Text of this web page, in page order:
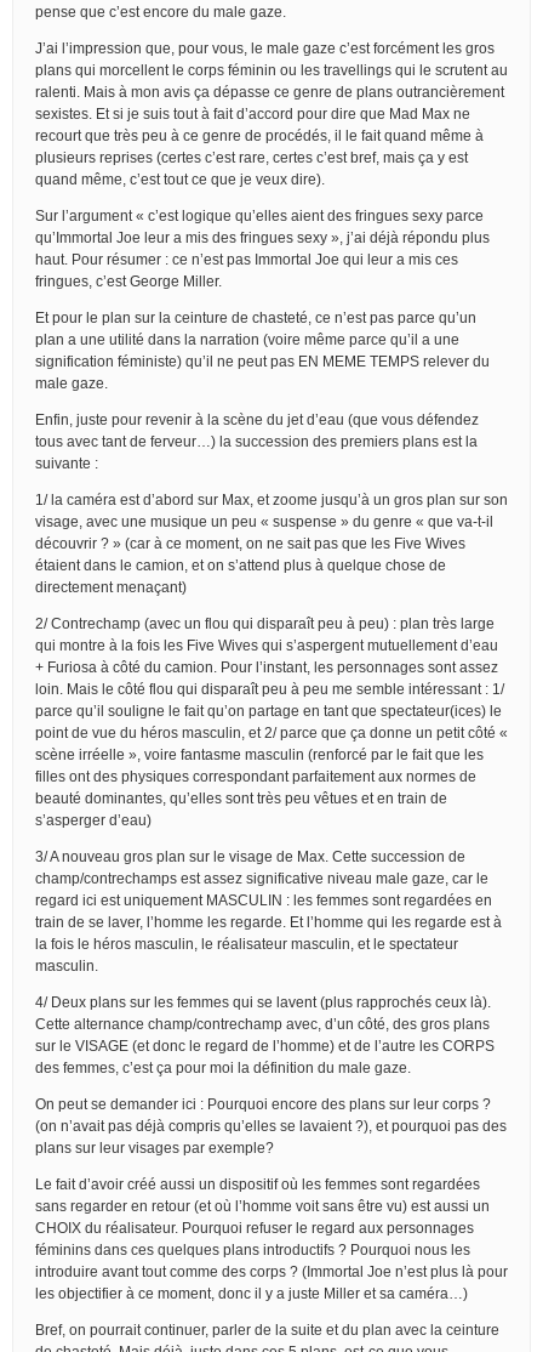
pense que c’est encore du male gaze.
J’ai l’impression que, pour vous, le male gaze c’est forcément les gros
plans qui morcellent le corps féminin ou les travellings qui le scrutent au
ralenti. Mais à mon avis ça dépasse ce genre de plans outrancièrement
sexistes. Et si je suis tout à fait d’accord pour dire que Mad Max ne
recourt que très peu à ce genre de procédés, il le fait quand même à
plusieurs reprises (certes c’est rare, certes c’est bref, mais ça y est
quand même, c’est tout ce que je veux dire).
Sur l’argument « c’est logique qu’elles aient des fringues sexy parce
qu’Immortal Joe leur a mis des fringues sexy », j’ai déjà répondu plus
haut. Pour résumer : ce n’est pas Immortal Joe qui leur a mis ces
fringues, c’est George Miller.
Et pour le plan sur la ceinture de chasteté, ce n’est pas parce qu’un
plan a une utilité dans la narration (voire même parce qu’il a une
signification féministe) qu’il ne peut pas EN MEME TEMPS relever du
male gaze.
Enfin, juste pour revenir à la scène du jet d’eau (que vous défendez
tous avec tant de ferveur…) la succession des premiers plans est la
suivante :
1/ la caméra est d’abord sur Max, et zoome jusqu’à un gros plan sur son
visage, avec une musique un peu « suspense » du genre « que va-t-il
découvrir ? » (car à ce moment, on ne sait pas que les Five Wives
étaient dans le camion, et on s’attend plus à quelque chose de
directement menaçant)
2/ Contrechamp (avec un flou qui disparaît peu à peu) : plan très large
qui montre à la fois les Five Wives qui s’aspergent mutuellement d’eau
+ Furiosa à côté du camion. Pour l’instant, les personnages sont assez
loin. Mais le côté flou qui disparaît peu à peu me semble intéressant : 1/
parce qu’il souligne le fait qu’on partage en tant que spectateur(ices) le
point de vue du héros masculin, et 2/ parce que ça donne un petit côté «
scène irréelle », voire fantasme masculin (renforcé par le fait que les
filles ont des physiques correspondant parfaitement aux normes de
beauté dominantes, qu’elles sont très peu vêtues et en train de
s’asperger d’eau)
3/ A nouveau gros plan sur le visage de Max. Cette succession de
champ/contrechamps est assez significative niveau male gaze, car le
regard ici est uniquement MASCULIN : les femmes sont regardées en
train de se laver, l’homme les regarde. Et l’homme qui les regarde est à
la fois le héros masculin, le réalisateur masculin, et le spectateur
masculin.
4/ Deux plans sur les femmes qui se lavent (plus rapprochés ceux là).
Cette alternance champ/contrechamp avec, d’un côté, des gros plans
sur le VISAGE (et donc le regard de l’homme) et de l’autre les CORPS
des femmes, c’est ça pour moi la définition du male gaze.
On peut se demander ici : Pourquoi encore des plans sur leur corps ?
(on n’avait pas déjà compris qu’elles se lavaient ?), et pourquoi pas des
plans sur leur visages par exemple?
Le fait d’avoir créé aussi un dispositif où les femmes sont regardées
sans regarder en retour (et où l’homme voit sans être vu) est aussi un
CHOIX du réalisateur. Pourquoi refuser le regard aux personnages
féminins dans ces quelques plans introductifs ? Pourquoi nous les
introduire avant tout comme des corps ? (Immortal Joe n’est plus là pour
les objectifier à ce moment, donc il y a juste Miller et sa caméra…)
Bref, on pourrait continuer, parler de la suite et du plan avec la ceinture